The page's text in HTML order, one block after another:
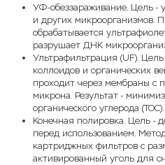
УФ-обеззараживание. Цель -
и других микроорганизмов.
обрабатывается
разрушает ДНК
Ультрафильтрация (UF).
коллоидов и органических
проходит через мембраны с
микрона. Результат -
органического углерода (TOC).
Конечная полировка. Цель -
перед использованием.
картриджных фильтров с
активированный уголь для